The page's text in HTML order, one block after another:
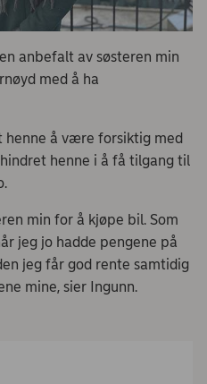
anbefalt av søsteren min
med å ha
å være forsiktig med
henne i å få tilgang til
min for å kjøpe bil. Som
jeg jo hadde pengene på
jeg får god rente samtidig
mine, sier Ingunn.